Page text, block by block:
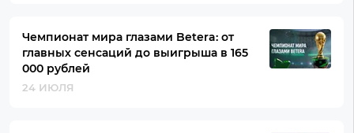
Чемпионат мира глазами Betera: от
главных сенсаций до выигрыша в 165
000 рублей
24 ИЮЛЯ